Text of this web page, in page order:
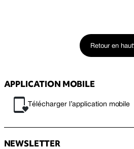
Retour en haut
APPLICATION MOBILE
Télécharger l’application mobile
NEWSLETTER